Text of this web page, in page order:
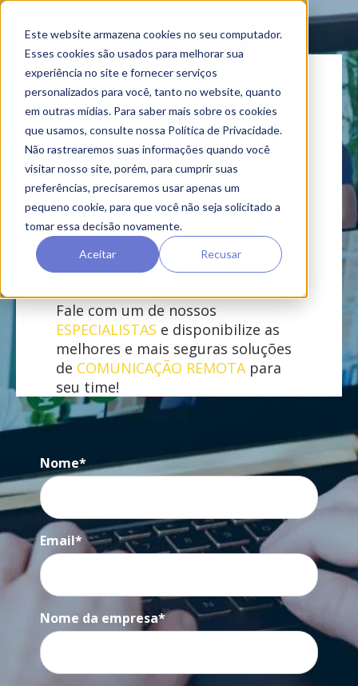
Este website armazena cookies no seu computador.
Esses cookies são usados ​​para melhorar sua
experiência no site e fornecer serviços
personalizados para você, tanto no website, quanto
em outras mídias. Para saber mais sobre os cookies
que usamos, consulte nossa Política de Privacidade.
Não rastrearemos suas informações quando você
visitar nosso site, porém, para cumprir suas
preferências, precisaremos usar apenas um
pequeno cookie, para que você não seja solicitado a
tomar essa decisão novamente.
Aceitar Recusar
Conte com o apoio
do nosso time de
especialistas e
transforme a
operação de sua
empresa
Fale com um de nossos
ESPECIALISTAS e disponibilize as
melhores e mais seguras soluções
de COMUNICAÇÃO REMOTApara
seu time!
Nome*
Email*
Nome da empresa*